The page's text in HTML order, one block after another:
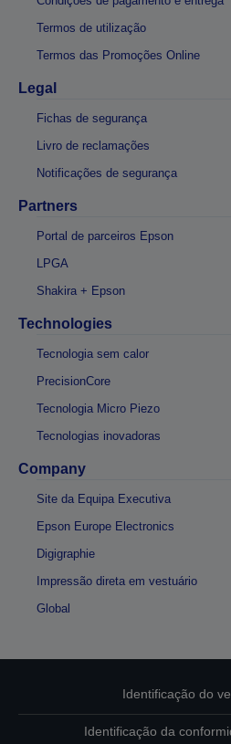
Termos de utilização
Termos das Promoções Online
Legal
Fichas de segurança
Livro de reclamações
Notificações de segurança
Partners
Portal de parceiros Epson
LPGA
Shakira + Epson
Technologies
Tecnologia sem calor
PrecisionCore
Tecnologia Micro Piezo
Tecnologias inovadoras
Company
Site da Equipa Executiva
Epson Europe Electronics
Digigraphie
Impressão direta em vestuário
Global
Identificação do
Identificação da